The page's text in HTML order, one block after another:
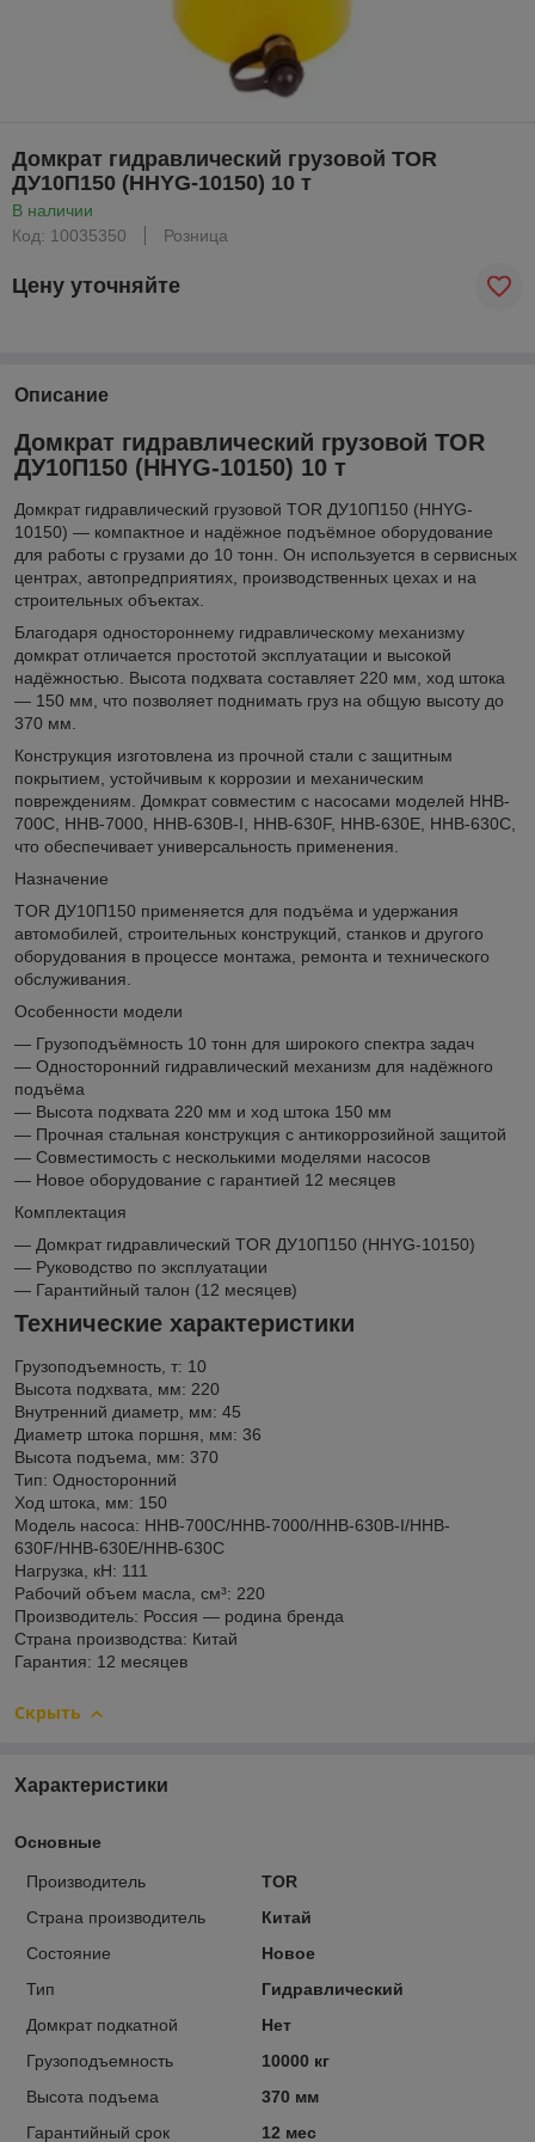
Домкрат гидравлический грузовой TOR
ДУ10П150 (HHYG-10150) 10 т
В наличии
Код: 10035350
Розница
Цену уточняйте
Описание
Домкрат гидравлический грузовой TOR
ДУ10П150 (HHYG-10150) 10 т
Домкрат гидравлический грузовой TOR ДУ10П150 (HHYG-
10150) — компактное и надёжное подъёмное оборудование
для работы с грузами до 10 тонн. Он используется в сервисных
центрах, автопредприятиях, производственных цехах и на
строительных объектах.
Благодаря одностороннему гидравлическому механизму
домкрат отличается простотой эксплуатации и высокой
надёжностью. Высота подхвата составляет 220 мм, ход штока
— 150 мм, что позволяет поднимать груз на общую высоту до
370 мм.
Конструкция изготовлена из прочной стали с защитным
покрытием, устойчивым к коррозии и механическим
повреждениям. Домкрат совместим с насосами моделей HHB-
700C, HHB-7000, HHB-630B-I, HHB-630F, HHB-630E, HHB-630C,
что обеспечивает универсальность применения.
Назначение
TOR ДУ10П150 применяется для подъёма и удержания
автомобилей, строительных конструкций, станков и другого
оборудования в процессе монтажа, ремонта и технического
обслуживания.
Особенности модели
— Грузоподъёмность 10 тонн для широкого спектра задач
— Односторонний гидравлический механизм для надёжного
подъёма
— Высота подхвата 220 мм и ход штока 150 мм
— Прочная стальная конструкция с антикоррозийной защитой
— Совместимость с несколькими моделями насосов
— Новое оборудование с гарантией 12 месяцев
Комплектация
— Домкрат гидравлический TOR ДУ10П150 (HHYG-10150)
— Руководство по эксплуатации
— Гарантийный талон (12 месяцев)
Технические характеристики
Грузоподъемность, т: 10
Высота подхвата, мм: 220
Внутренний диаметр, мм: 45
Диаметр штока поршня, мм: 36
Высота подъема, мм: 370
Тип: Односторонний
Ход штока, мм: 150
Модель насоса: HHB-700C/HHB-7000/HHB-630B-I/HHB-
630F/HHB-630E/HHB-630C
Нагрузка, кН: 111
Рабочий объем масла, см³: 220
Производитель: Россия — родина бренда
Страна производства: Китай
Гарантия: 12 месяцев
Скрыть
Характеристики
Основные
Производитель
TOR
Страна производитель
Китай
Состояние
Новое
Тип
Гидравлический
Домкрат подкатной
Нет
Грузоподъемность
10000 кг
Высота подъема
370 мм
Гарантийный срок
12 мес